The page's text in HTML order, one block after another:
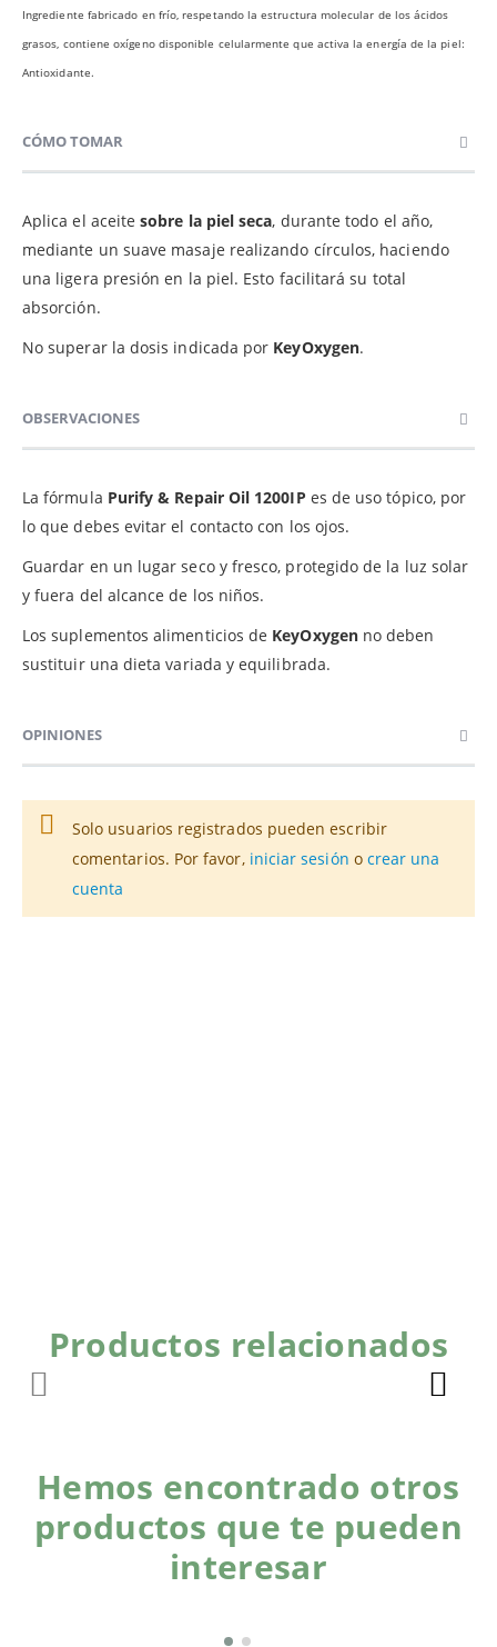
Ingrediente fabricado en frío, respetando la estructura molecular de los ácidos
grasos, contiene oxígeno disponible celularmente que activa la energía de la piel:
Antioxidante.
CÓMO TOMAR
Aplica el aceitesobre la piel seca, durante todo el año,
mediante un suave masaje realizando círculos, haciendo
una ligera presión en la piel. Esto facilitará su total
absorción.
No superar la dosis indicada por KeyOxygen.
OBSERVACIONES
La fórmula Purify & Repair Oil 1200IP es de uso tópico, por
lo que debes evitar el contacto con los ojos.
Guardar en un lugar seco y fresco, protegido de la luz solar
y fuera del alcance de los niños.
Los suplementos alimenticios de KeyOxygen no deben
sustituir una dieta variada y equilibrada.
OPINIONES
Solo usuarios registrados pueden escribir
comentarios. Por favor, iniciar sesión o crear una
cuenta
Productos relacionados
Hemos encontrado otros
productos que te pueden
interesar